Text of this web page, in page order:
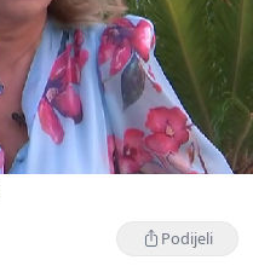
Podijeli